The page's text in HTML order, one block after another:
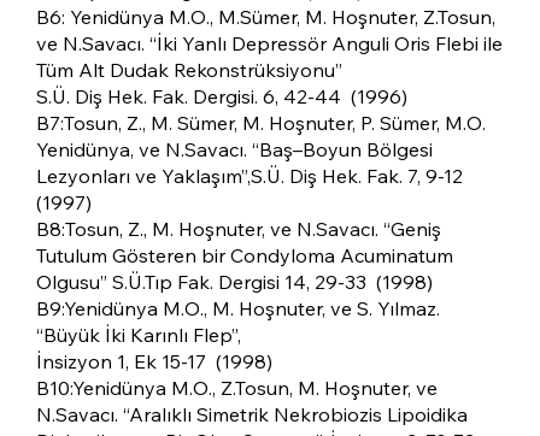
B6: Yenidünya M.O., M.Sümer, M. Hoşnuter, Z.Tosun,
ve N.Savacı. “İki Yanlı Depressör Anguli Oris Flebi ile
Tüm Alt Dudak Rekonstrüksiyonu”
S.Ü. Diş Hek. Fak. Dergisi. 6, 42-44 (1996)
B7:Tosun, Z., M. Sümer, M. Hoşnuter, P. Sümer, M.O.
Yenidünya, ve N.Savacı. “Baş–Boyun Bölgesi
Lezyonları ve Yaklaşım”,S.Ü. Diş Hek. Fak. 7, 9-12
(1997)
B8:Tosun, Z., M. Hoşnuter, ve N.Savacı. “Geniş
Tutulum Gösteren bir Condyloma Acuminatum
Olgusu” S.Ü.Tıp Fak. Dergisi 14, 29-33 (1998)
B9:Yenidünya M.O., M. Hoşnuter, ve S. Yılmaz.
“Büyük İki Karınlı Flep”,
İnsizyon 1, Ek 15-17 (1998)
B10:Yenidünya M.O., Z.Tosun, M. Hoşnuter, ve
N.Savacı. “Aralıklı Simetrik Nekrobiozis Lipoidika